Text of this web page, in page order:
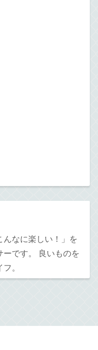
んなに楽しい！」を
です。 良いものを
。